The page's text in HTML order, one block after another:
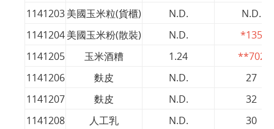
1141203 美國玉米粒(貨櫃) N.D.
N.D.
1141204 美國玉米粉(散裝) N.D.
*135
1141205
玉米酒糟 1.24
**702
1141206
麩皮 N.D.
27
1141207
麩皮 N.D.
32
1141208
人工乳 N.D.
30